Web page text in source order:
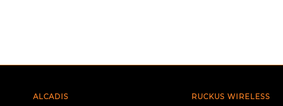
ALCADIS
RUCKUS WIRELESS